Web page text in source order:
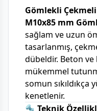
Gömlekli
M10x85 mm
sağlam ve uzun
tasarlanmış,
dübeldir. Beton
mükemmel
somun sıkıldıkça
kenetlenir.
🔩 Teknik